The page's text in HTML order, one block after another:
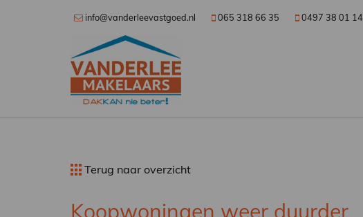
info@vanderleevastgoed.nl 065 318 66 35 0497 38 01 14
Terug naar overzicht
Koopwoningen weer duurder